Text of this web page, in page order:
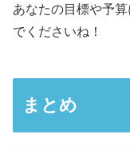
あなたの目標や予
でくださいね！
まとめ